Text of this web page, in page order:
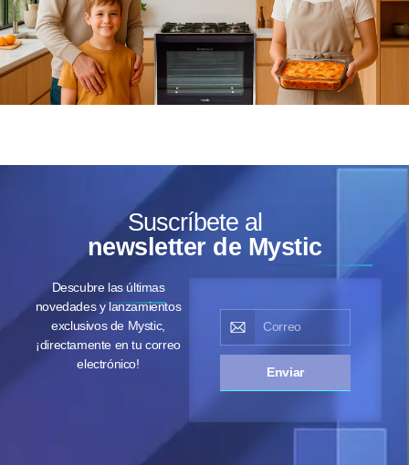
Suscríbete al
newsletter de Mystic
Descubre las últimas
novedades y lanzamientos
exclusivos de Mystic,
¡directamente en tu correo
electrónico!
Enviar